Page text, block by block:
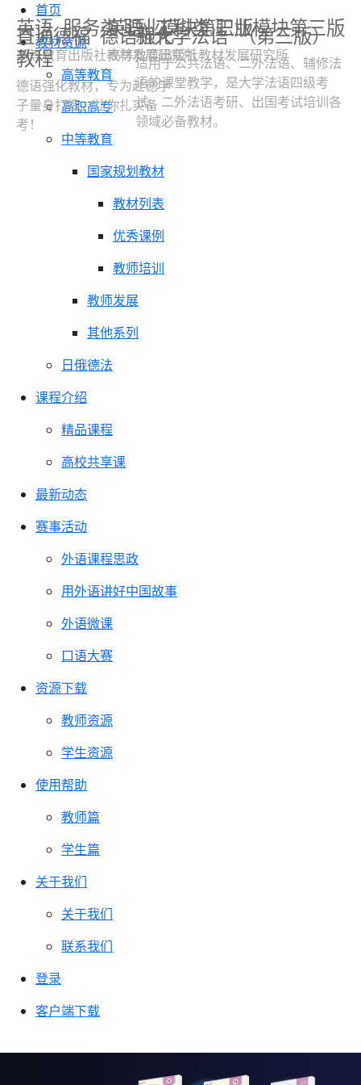
首页
教材资源
高等教育
高职高专
中等教育
国家规划教材
教材列表
优秀课例
教师培训
教师发展
其他系列
日俄德法
课程介绍
精品课程
高校共享课
最新动态
赛事活动
外语课程思政
用外语讲好中国故事
外语微课
口语大赛
资源下载
教师资源
学生资源
使用帮助
教师篇
学生篇
关于我们
关于我们
联系我们
登录
客户端下载
英语服务类 职业模块第三版
高等教育出版社教材发展研究所
英语工科类 职业模块第三版
高等教育出版社教材发展研究所
直通德福德语强化
教程
德语强化教材，专为赴德学
子量身打造，让你扎实备
考！
新大学法语（第三版）
适用于公共法语、二外法语、辅修法
语的课堂教学，是大学法语四级考
试、二外法语考研、出国考试培训各
领域必备教材。